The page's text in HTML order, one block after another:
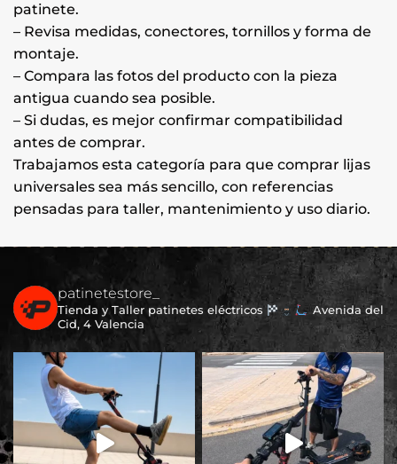
patinete.
– Revisa medidas, conectores, tornillos y forma de
montaje.
– Compara las fotos del producto con la pieza
antigua cuando sea posible.
– Si dudas, es mejor confirmar compatibilidad
antes de comprar.
Trabajamos esta categoría para que comprar lijas
universales sea más sencillo, con referencias
pensadas para taller, mantenimiento y uso diario.
patinetestore_
Tienda y Taller patinetes eléctricos
Avenida del
Cid, 4 Valencia